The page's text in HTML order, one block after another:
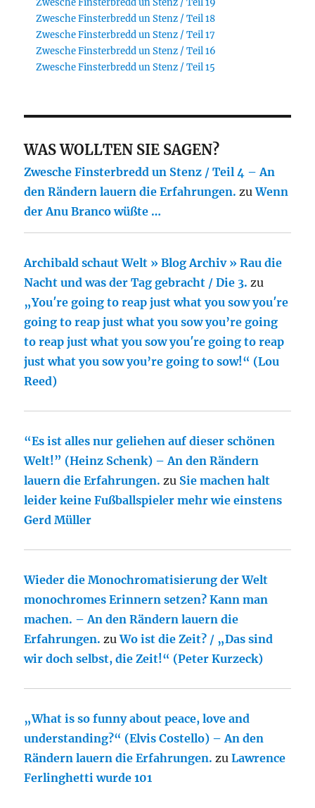
Zwesche Finsterbredd un Stenz / Teil 19
Zwesche Finsterbredd un Stenz / Teil 18
Zwesche Finsterbredd un Stenz / Teil 17
Zwesche Finsterbredd un Stenz / Teil 16
Zwesche Finsterbredd un Stenz / Teil 15
WAS WOLLTEN SIE SAGEN?
Zwesche Finsterbredd un Stenz / Teil 4 – An
den Rändern lauern die Erfahrungen. zuWenn
der Anu Branco wüßte …
Archibald schaut Welt » Blog Archiv » Rau die
Nacht und was der Tag gebracht / Die 3. zu
„You′re going to reap just what you sow you′re
going to reap just what you sow you’re going
to reap just what you sow you′re going to reap
just what you sow you’re going to sow!“ (Lou
Reed)
“Es ist alles nur geliehen auf dieser schönen
Welt!” (Heinz Schenk) – An den Rändern
lauern die Erfahrungen. zu Sie machen halt
leider keine Fußballspieler mehr wie einstens
Gerd Müller
Wieder die Monochromatisierung der Welt
monochromes Erinnern setzen? Kann man
machen. – An den Rändern lauern die
Erfahrungen. zuWo ist die Zeit? / „Das sind
wir doch selbst, die Zeit!“ (Peter Kurzeck)
„What is so funny about peace, love and
understanding?“ (Elvis Costello) – An den
Rändern lauern die Erfahrungen. zuLawrence
Ferlinghetti wurde 101